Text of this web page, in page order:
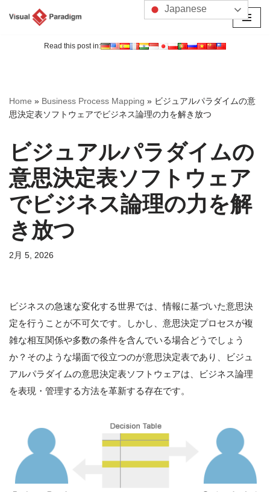
へ
ス
ッ
プ
Read this post in:
Home » Business Process Mapping » ビジュアルパラダイムの意
思決定表ソフトウェアでビジネス論理の力を解き放つ
ビジュアルパラダイムの
意思決定表ソフトウェア
でビジネス論理の力を解
き放つ
2月 5, 2026
ビジネスの急速な変化する世界では、情報に基づいた意思決
定を行うことが不可欠です。しかし、意思決定プロセスが複
雑な相互関係や多数の条件を含んでいる場合どうでしょう
か？そのような場面で役立つのが意思決定表であり、ビジュ
アルパラダイムの意思決定表ソフトウェアは、ビジネス論理
を表現・管理する方法を革新する存在です。
Japanese